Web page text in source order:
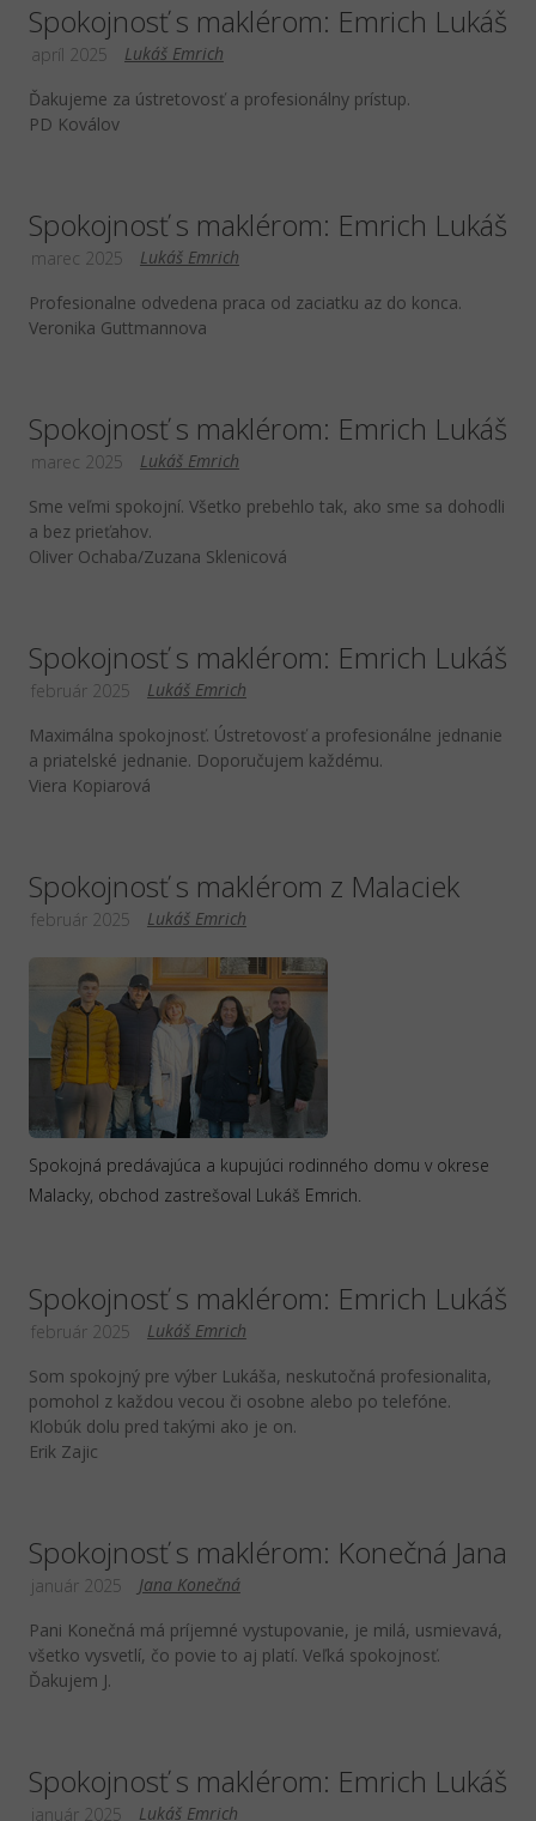
Spokojnosť s maklérom: Emrich Lukáš
Lukáš Emrich
apríl 2025
Ďakujeme za ústretovosť a profesionálny prístup.
PD Koválov
Spokojnosť s maklérom: Emrich Lukáš
Lukáš Emrich
marec 2025
Profesionalne odvedena praca od zaciatku az do konca.
Veronika Guttmannova
Spokojnosť s maklérom: Emrich Lukáš
Lukáš Emrich
marec 2025
Sme veľmi spokojní. Všetko prebehlo tak, ako sme sa dohodli
a bez prieťahov.
Oliver Ochaba/Zuzana Sklenicová
Spokojnosť s maklérom: Emrich Lukáš
Lukáš Emrich
február 2025
Maximálna spokojnosť. Ústretovosť a profesionálne jednanie
a priatelské jednanie. Doporučujem každému.
Viera Kopiarová
Spokojnosť s maklérom z Malaciek
Lukáš Emrich
február 2025
Spokojná predávajúca a kupujúci rodinného domu v okrese
Malacky, obchod zastrešoval Lukáš Emrich.
Spokojnosť s maklérom: Emrich Lukáš
Lukáš Emrich
február 2025
Som spokojný pre výber Lukáša, neskutočná profesionalita,
pomohol z každou vecou či osobne alebo po telefóne.
Klobúk dolu pred takými ako je on.
Erik Zajic
Spokojnosť s maklérom: Konečná Jana
Jana Konečná
január 2025
Pani Konečná má príjemné vystupovanie, je milá, usmievavá,
všetko vysvetlí, čo povie to aj platí. Veľká spokojnosť.
Ďakujem J.
Spokojnosť s maklérom: Emrich Lukáš
Lukáš Emrich
január 2025